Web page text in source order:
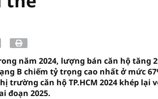
năm 2024, lượng bán căn hộ tăng
B chiếm tỷ trọng cao nhất ở mức
trường căn hộ TP.HCM 2024 khép
đoạn 2025.